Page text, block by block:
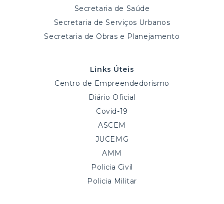
Secretaria de Saúde
Secretaria de Serviços Urbanos
Secretaria de Obras e Planejamento
Links Úteis
Centro de Empreendedorismo
Diário Oficial
Covid-19
ASCEM
JUCEMG
AMM
Policia Civil
Policia Militar